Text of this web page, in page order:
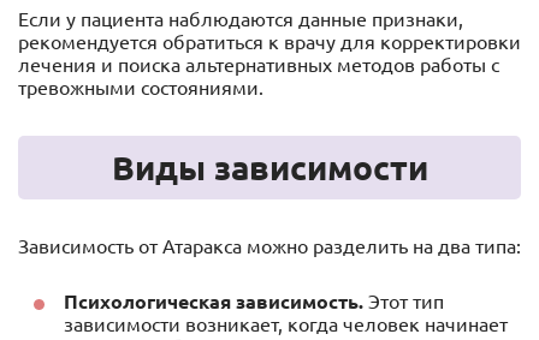
Если у пациента наблюдаются данные признаки,
рекомендуется обратиться к врачу для корректировки
лечения и поиска альтернативных методов работы с
тревожными состояниями.
Виды зависимости
Зависимость от Атаракса можно разделить на два типа:
Психологическая зависимость. Этот тип
зависимости возникает, когда человек начинает